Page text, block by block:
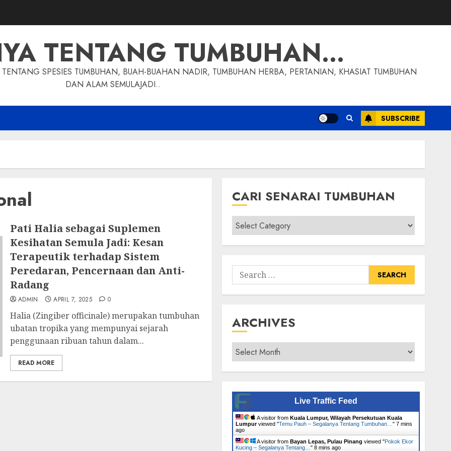
TENTANG TUMBUHAN…
SPESIES TUMBUHAN, BUAH-BUAHAN NADIR, TUMBUHAN HERBA, PERTANIAN, KHASIAT TUMBUHAN
DAN ALAM SEMULAJADI..
SUBSCRIBE
Pati Halia sebagai Suplemen
Kesihatan Semula Jadi: Kesan
Terapeutik terhadap Sistem
Peredaran, Pencernaan dan Anti-
Radang
ADMIN APRIL 7, 2025 0
Halia (Zingiber officinale) merupakan tumbuhan
ubatan tropika yang mempunyai sejarah
penggunaan ribuan tahun dalam...
READ MORE
CARI SENARAI TUMBUHAN
Cari
Senarai
Tumbuhan
Search
for:
ARCHIVES
Archives
Live Traffic Feed
A visitor from Kuala Lumpur, Wilayah Persekutuan Kuala
Lumpurviewed "Temu Pauh – Segalanya Tentang Tumbuhan… " 7 mins
ago
A visitor from Bayan Lepas, Pulau Pinang viewed "Pokok Ekor
Kucing – Segalanya Tentang… " 8 mins ago